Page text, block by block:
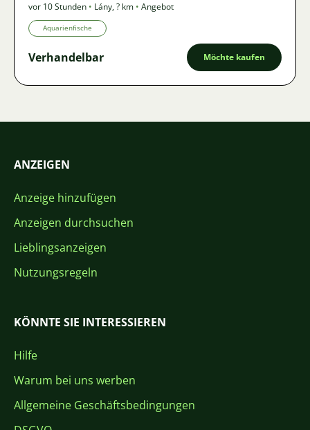
vor 10 Stunden • Lány,? km • Angebot
Aquarienfische
Verhandelbar Möchte kaufen
ANZEIGEN
Anzeige hinzufügen
Anzeigen durchsuchen
Lieblingsanzeigen
Nutzungsregeln
KÖNNTE SIE INTERESSIEREN
Hilfe
Warum bei uns werben
Allgemeine Geschäftsbedingungen